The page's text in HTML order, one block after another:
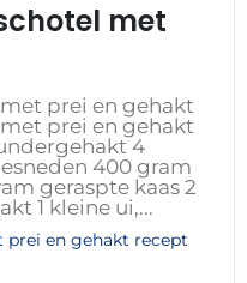
met
prei en gehakt
prei en gehakt
4
400 gram
geraspte kaas 2
1 kleine ui,...
prei en gehakt recept